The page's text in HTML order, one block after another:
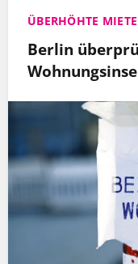
ÜBERHÖHTE
Berlin